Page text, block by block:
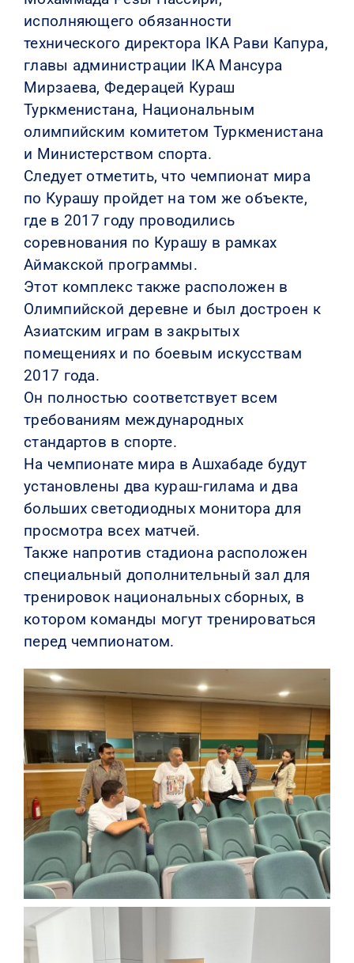
исполняющего обязанности
технического директора IKA Рави Капура,
главы администрации IKA Мансура
Мирзаева, Федерацей Кураш
Туркменистана, Национальным
олимпийским комитетом Туркменистана
и Министерством спорта.
Следует отметить, что чемпионат мира
по Курашу пройдет на том же объекте,
где в 2017 году проводились
соревнования по Курашу в рамках
Аймакской программы.
Этот комплекс также расположен в
Олимпийской деревне и был достроен к
Азиатским играм в закрытых
помещениях и по боевым искусствам
2017 года.
Он полностью соответствует всем
требованиям международных
стандартов в спорте.
На чемпионате мира в Ашхабаде будут
установлены два кураш-гилама и два
больших светодиодных монитора для
просмотра всех матчей.
Также напротив стадиона расположен
специальный дополнительный зал для
тренировок национальных сборных, в
котором команды могут тренироваться
перед чемпионатом.